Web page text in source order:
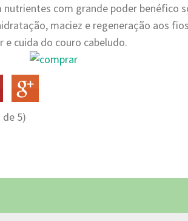
nutrientes com grande poder benéfico
maciez e regeneração aos
e cuida do couro cabeludo.
de 5)